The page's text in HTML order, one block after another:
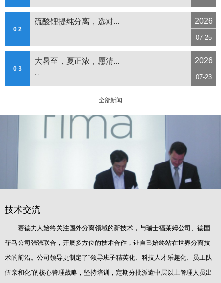
0 2
硫酸锂提纯分离，选对...
...
2026
07-25
0 3
大暑至，夏正浓，愿清...
...
2026
07-23
全部新闻
技术交流
赛德力人始终关注国外分离领域的新技术，与瑞士福莱姆公司、德国
菲马公司强强联合，开展多方位的技术合作，让自己始终站在世界分离技
术的前沿。公司领导更制定了“领导班子精英化、科技人才乐趣化、员工队
伍亲和化”的核心管理战略，坚持培训，定期分批派遣中层以上管理人员出